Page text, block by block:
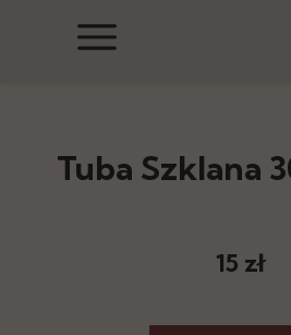
Tuba Szklana
15 zł